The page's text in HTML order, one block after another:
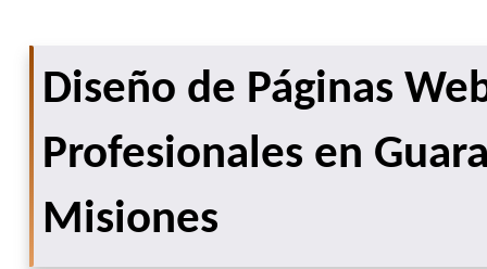
Diseño de Páginas
Profesionales en
Misiones